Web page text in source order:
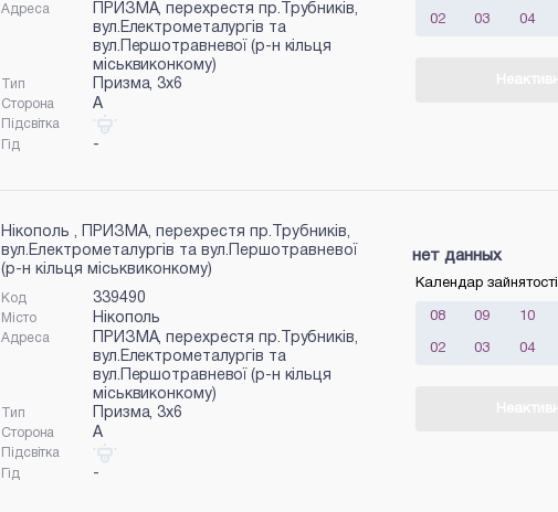
Адреса
ПРИЗМА, перехрестя пр.Трубників,
вул.Електрометалургів та
вул.Першотравневої (р-н кільця
міськвиконкому)
Тип Призма, 3x6
Сторона A
Підсвітка
Гід
-
02 03 04
Нікополь , ПРИЗМА, перехрестя пр.Трубників,
вул.Електрометалургів та вул.Першотравневої
(р-н кільця міськвиконкому)
Код 339490
Місто Нікополь
Адреса
ПРИЗМА, перехрестя пр.Трубників,
вул.Електрометалургів та
вул.Першотравневої (р-н кільця
міськвиконкому)
Тип Призма, 3x6
Сторона A
Підсвітка
Гід
-
нет данных
Календар зайнятості
08 09 10
02 03 04